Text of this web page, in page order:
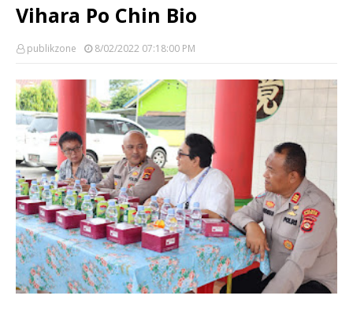
Vihara Po Chin Bio
publikzone 8/02/2022 07:18:00 PM